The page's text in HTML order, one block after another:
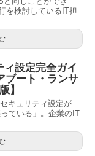
を検討しているIT担
設定完全ガイ
ブート・ランサ
】
キュリティ設定が
ている」。企業のIT